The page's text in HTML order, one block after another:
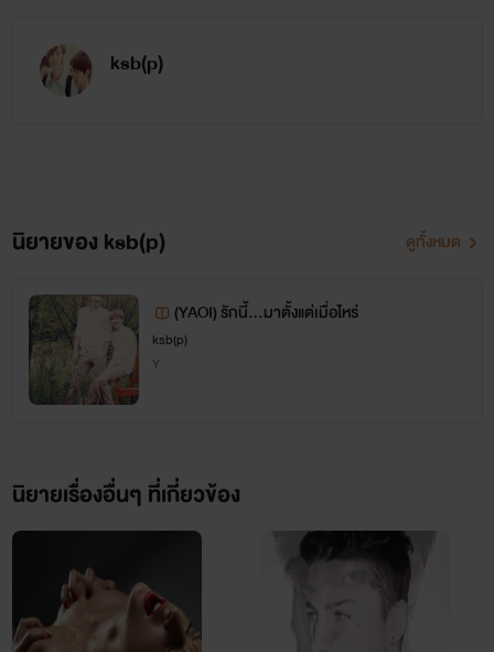
ที่คุณยอมแม้กระทั่งเสียสละอนาคตของตัวเองเพราะต้องการให้
ที่คุณจะยอมอยู่เคียงข้างเขาถึงแม้ว่าจะต้องแลกด้วยชีวิตก็ตาม....
ksb(p)
นิยายของ ksb(p) ดูทั้งหมด
(YAOI) รักนี้...มาตั้งแต่เมื่อไหร่
ksb(p)
Y
นิยายเรื่องอื่นๆ ที่เกี่ยวข้อง